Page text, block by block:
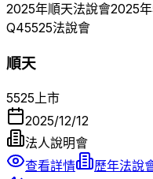
2025年順天法說會2025年
Q45525法說會
順天
5525 上市
2025/12/12
法人說明會
查看詳情
歷年法說